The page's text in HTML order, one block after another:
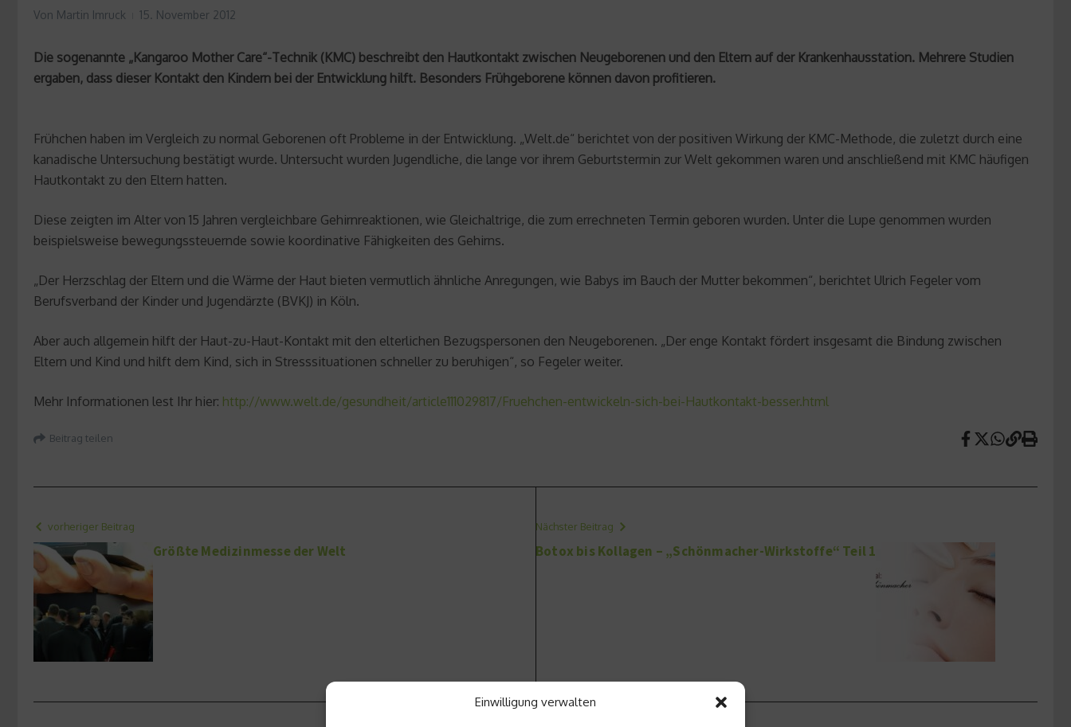
Einwilligung verwalten
Von Martin Imruck 15. November 2012
Die sogenannte „Kangaroo Mother Care“-Technik (KMC) beschreibt den Hautkontakt zwischen Neugeborenen und den Eltern auf der Krankenhausstation. Mehrere Studien
ergaben, dass dieser Kontakt den Kindern bei der Entwicklung hilft. Besonders Frühgeborene können davon profitieren.
Frühchen haben im Vergleich zu normal Geborenen oft Probleme in der Entwicklung. „Welt.de“ berichtet von der positiven Wirkung der KMC-Methode, die zuletzt durch eine
kanadische Untersuchung bestätigt wurde. Untersucht wurden Jugendliche, die lange vor ihrem Geburtstermin zur Welt gekommen waren und anschließend mit KMC häufigen
Hautkontakt zu den Eltern hatten.
Diese zeigten im Alter von 15 Jahren vergleichbare Gehirnreaktionen, wie Gleichaltrige, die zum errechneten Termin geboren wurden. Unter die Lupe genommen wurden
beispielsweise bewegungssteuernde sowie koordinative Fähigkeiten des Gehirns.
„Der Herzschlag der Eltern und die Wärme der Haut bieten vermutlich ähnliche Anregungen, wie Babys im Bauch der Mutter bekommen“, berichtet Ulrich Fegeler vom
Berufsverband der Kinder und Jugendärzte (BVKJ) in Köln.
Aber auch allgemein hilft der Haut-zu-Haut-Kontakt mit den elterlichen Bezugspersonen den Neugeborenen. „Der enge Kontakt fördert insgesamt die Bindung zwischen
Eltern und Kind und hilft dem Kind, sich in Stresssituationen schneller zu beruhigen“, so Fegeler weiter.
Mehr Informationen lest Ihr hier: http://www.welt.de/gesundheit/article111029817/Fruehchen-entwickeln-sich-bei-Hautkontakt-besser.html
Beitrag teilen
vorheriger Beitrag
Größte Medizinmesse der Welt
Nächster Beitrag
Botox bis Kollagen – „Schönmacher-Wirkstoffe“ Teil 1